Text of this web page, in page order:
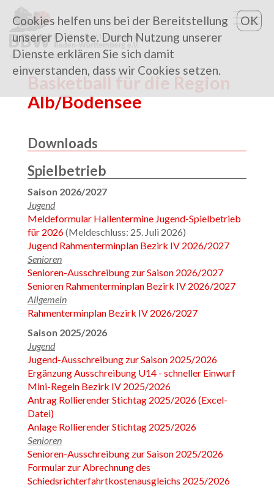
Sie befinden sich auf: Downloads
Basketball für die Region
Alb/Bodensee
Downloads
Spielbetrieb
Saison 2026/2027
Jugend
Meldeformular Hallentermine Jugend-Spielbetrieb
für 2026(Meldeschluss: 25. Juli 2026)
Jugend Rahmenterminplan Bezirk IV 2026/2027
Senioren
Senioren-Ausschreibung zur Saison 2026/2027
Senioren Rahmenterminplan Bezirk IV 2026/2027
Allgemein
Rahmenterminplan Bezirk IV 2026/2027
Saison 2025/2026
Jugend
Jugend-Ausschreibung zur Saison 2025/2026
Ergänzung Ausschreibung U14 - schneller Einwurf
Mini-Regeln Bezirk IV 2025/2026
Antrag Rollierender Stichtag 2025/2026 (Excel-
Datei)
Anlage Rollierender Stichtag 2025/2026
Senioren
Senioren-Ausschreibung zur Saison 2025/2026
Formular zur Abrechnung des
Schiedsrichterfahrtkostenausgleichs 2025/2026
Cookies helfen uns bei der Bereitstellung
unserer Dienste. Durch Nutzung unserer
Dienste erklären Sie sich damit
einverstanden, dass wir Cookies setzen.
OK